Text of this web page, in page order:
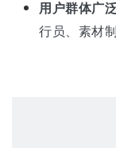
用户群体广泛
行员、素材